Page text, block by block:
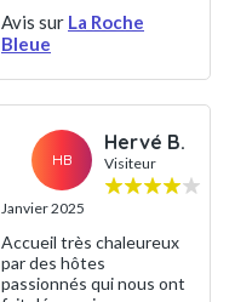
Avis sur La Roche
Bleue
HB
Hervé B.
Visiteur
Janvier 2025
Accueil très chaleureux
par des hôtes
passionnés qui nous ont